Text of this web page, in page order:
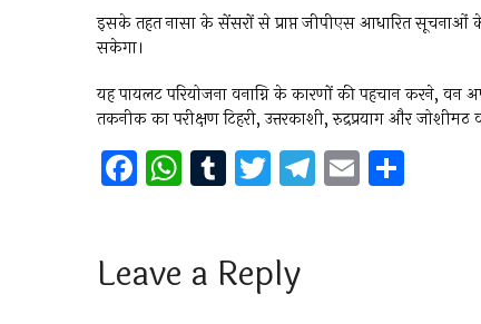
इसके तहत नासा के सेंसरों से प्राप्त जीपीएस आधारित सूचनाओं
सकेगा।
यह पायलट परियोजना वनाग्नि के कारणों की पहचान करने, वन
तकनीक का परीक्षण टिहरी, उत्तरकाशी, रुद्रप्रयाग और जोशीमठ
F
a
b
W
h
s
T
u
bl
T
wi
er
T
el
E
m
Leave a Reply